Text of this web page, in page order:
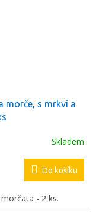
morče, s mrkví a
Skladem
Do košíku
- 2 ks.